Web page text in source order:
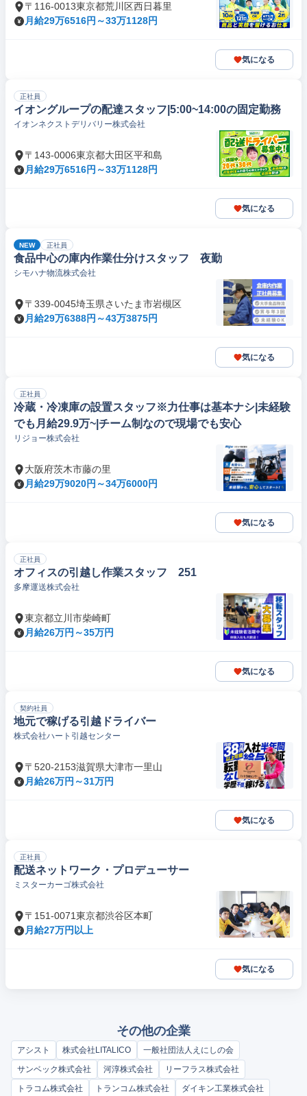
〒116-0013東京都荒川区西日暮里
月給29万6516円～33万1128円
気になる
正社員
イオングループの配達スタッフ|5:00~14:00の固定勤務
イオンネクストデリバリー株式会社
〒143-0006東京都大田区平和島
月給29万6516円～33万1128円
気になる
NEW 正社員
食品中心の庫内作業仕分けスタッフ 夜勤
シモハナ物流株式会社
〒339-0045埼玉県さいたま市岩槻区
月給29万6388円～43万3875円
気になる
正社員
冷蔵・冷凍庫の設置スタッフ※力仕事は基本ナシ|未経験
でも月給29.9万~|チーム制なので現場でも安心
リジョー株式会社
大阪府茨木市藤の里
月給29万9020円～34万6000円
気になる
正社員
オフィスの引越し作業スタッフ 251
多摩運送株式会社
東京都立川市柴崎町
月給26万円～35万円
気になる
契約社員
地元で稼げる引越ドライバー
株式会社ハート引越センター
〒520-2153滋賀県大津市一里山
月給26万円～31万円
気になる
正社員
配送ネットワーク・プロデューサー
ミスターカーゴ株式会社
〒151-0071東京都渋谷区本町
月給27万円以上
気になる
その他の企業
アシスト 株式会社LITALICO
一般社団法人えにしの会
サンベック株式会社
河淳株式会社
リーフラス株式会社
トラコム株式会社
トランコム株式会社 ダイキン工業株式会社